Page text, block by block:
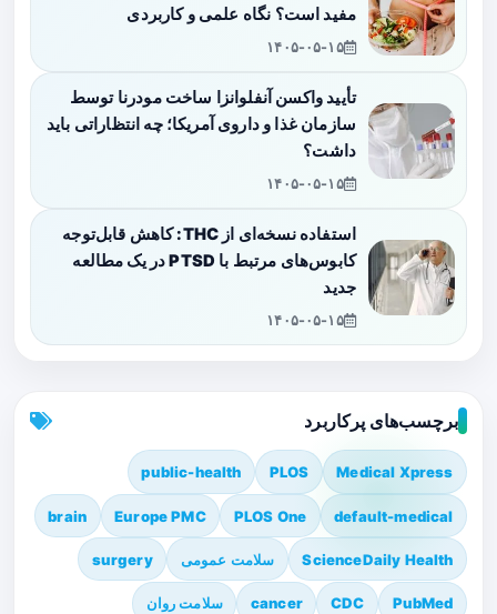
مفید است؟ نگاه علمی و کاربردی
۱۴۰۵-۰۵-۱۵
تأیید واکسن آنفلوانزا ساخت مودرنا توسط
سازمان غذا و داروی آمریکا؛ چه انتظاراتی باید
داشت؟
۱۴۰۵-۰۵-۱۵
استفاده نسخه‌ای از THC: کاهش قابل‌توجه
کابوس‌های مرتبط با PTSD در یک مطالعه
جدید
۱۴۰۵-۰۵-۱۵
برچسب‌های پرکاربرد
Medical Xpress
PLOS
public-health
default-medical
PLOS One
Europe PMC
brain
ScienceDaily Health سلامت عمومی surgery
PubMed
CDC
cancer سلامت روان